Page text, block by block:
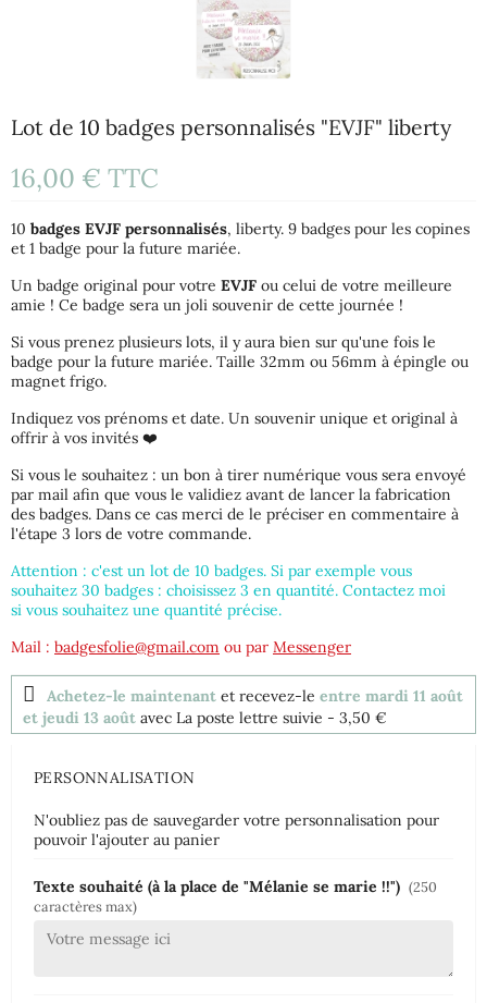
Lot de 10 badges personnalisés "EVJF" liberty
16,00 € TTC
10 badges EVJF personnalisés, liberty. 9 badges pour les copines
et 1 badge pour la future mariée.
Un badge original pour votre EVJF ou celui de votre meilleure
amie ! Ce badge sera un joli souvenir de cette journée !
Si vous prenez plusieurs lots, il y aura bien sur qu'une fois le
badge pour la future mariée. Taille 32mm ou 56mm à épingle ou
magnet frigo.
Indiquez vos prénoms et date. Un souvenir unique et original à
offrir à vos invités ❤️
Si vous le souhaitez : un bon à tirer numérique vous sera envoyé
par mail afin que vous le validiez avant de lancer la fabrication
des badges. Dans ce cas merci de le préciser en commentaire à
l'étape 3 lors de votre commande.
Attention : c'est un lot de 10 badges. Si par exemple vous
souhaitez 30 badges : choisissez 3 en quantité. Contactez moi
si vous souhaitez une quantité précise.
Mail : badgesfolie@gmail.com ou par Messenger
Achetez-le maintenant et recevez-le entre mardi 11 août
et jeudi 13 août avec La poste lettre suivie - 3,50 €
PERSONNALISATION
N'oubliez pas de sauvegarder votre personnalisation pour
pouvoir l'ajouter au panier
Texte souhaité (à la place de "Mélanie se marie !!") (250
caractères max)